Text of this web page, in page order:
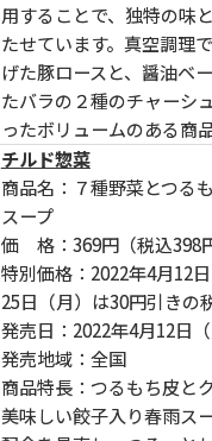
用することで、独特の味
たせています。真空調理
げた豚ロースと、醤油ベ
たバラの２種のチャーシ
ったボリュームのある商品
チルド惣菜
商品名：７種野菜とつる
スープ
価 格：369円（税込398円
特別価格：2022年4月12
25日（月）は30円引きの
発売日：2022年4月12日（
発売地域：全国
商品特長：つるもち皮と
美味しい餃子入り春雨ス